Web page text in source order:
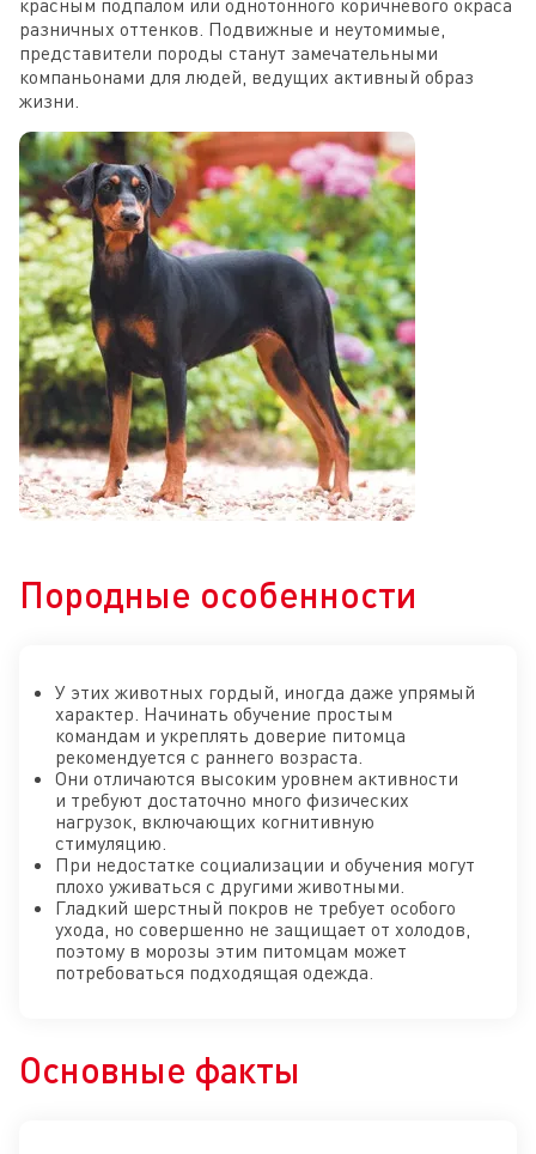
разничных оттенков. Подвижные и неутомимые,
представители породы станут замечательными
компаньонами для людей, ведущих активный образ
жизни.
Породные особенности
У этих животных гордый, иногда даже упрямый
характер. Начинать обучение простым
командам и укреплять доверие питомца
рекомендуется с раннего возраста.
Они отличаются высоким уровнем активности
и требуют достаточно много физических
нагрузок, включающих когнитивную
стимуляцию.
При недостатке социализации и обучения могут
плохо уживаться с другими животными.
Гладкий шерстный покров не требует особого
ухода, но совершенно не защищает от холодов,
поэтому в морозы этим питомцам может
потребоваться подходящая одежда.
Основные факты